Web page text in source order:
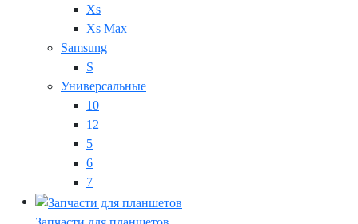
Xs
Xs Max
Samsung
S
Универсальные
10
12
5
6
7